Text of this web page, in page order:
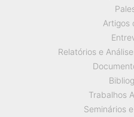
Artigos
Relatórios e
Trabalhos
Seminários